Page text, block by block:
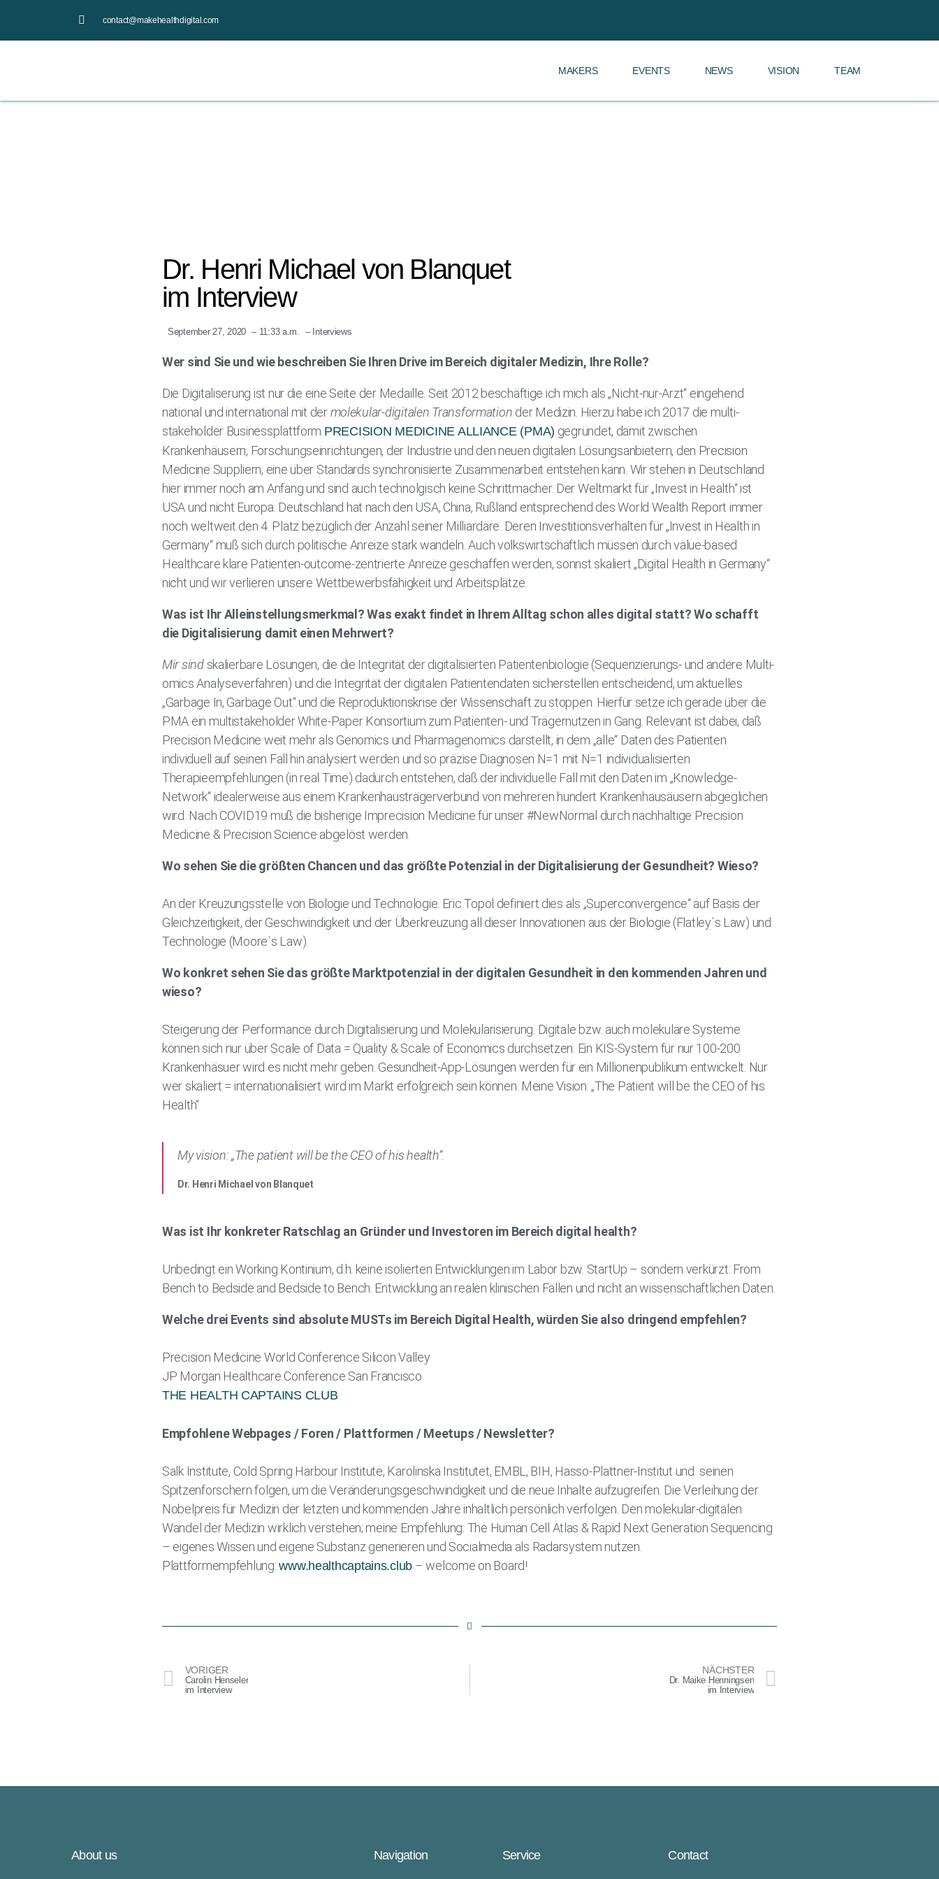
contact@makehealthdigital.com
MAKERS EVENTS NEWS VISION TEAM
Dr. Henri Michael von Blanquet
im Interview
September 27, 2020 –11:33 a.m. – Interviews
Wer sind Sie und wie beschreiben Sie Ihren Drive im Bereich digitaler Medizin, Ihre Rolle?
Die Digitaliserung ist nur die eine Seite der Medaille. Seit 2012 beschäftige ich mich als „Nicht-nur-Arzt“ eingehend
national und international mit dermolekular-digitalen Transformation der Medizin. Hierzu habe ich 2017 die multi-
stakeholder Businessplattform PRECISION MEDICINE ALLIANCE (PMA) gegründet, damit zwischen
Krankenhäusern, Forschungseinrichtungen, der Industrie und den neuen digitalen Lösungsanbietern, den Precision
Medicine Suppliern, eine über Standards synchronisierte Zusammenarbeit entstehen kann. Wir stehen in Deutschland
hier immer noch am Anfang und sind auch technolgisch keine Schrittmacher. Der Weltmarkt für „Invest in Health“ ist
USA und nicht Europa. Deutschland hat nach den USA, China, Rußland entsprechend des World Wealth Report immer
noch weltweit den 4. Platz bezüglich der Anzahl seiner Milliardäre. Deren Investitionsverhalten für „Invest in Health in
Germany“ muß sich durch politische Anreize stark wandeln. Auch volkswirtschaftlich müssen durch value-based
Healthcare klare Patienten-outcome-zentrierte Anreize geschaffen werden, sonnst skaliert „Digital Health in Germany“
nicht und wir verlieren unsere Wettbewerbsfähigkeit und Arbeitsplätze.
Was ist Ihr Alleinstellungsmerkmal? Was exakt findet in Ihrem Alltag schon alles digital statt? Wo schafft
die Digitalisierung damit einen Mehrwert?
Mir sind skalierbare Lösungen, die die Integrität der digitalisierten Patientenbiologie (Sequenzierungs- und andere Multi-
omics Analyseverfahren) und die Integrität der digitalen Patientendaten sicherstellen entscheidend, um aktuelles
„Garbage In, Garbage Out“ und die Reproduktionskrise der Wissenschaft zu stoppen. Hierfür setze ich gerade über die
PMA ein multistakeholder White-Paper Konsortium zum Patienten- und Trägernutzen in Gang. Relevant ist dabei, daß
Precision Medicine weit mehr als Genomics und Pharmagenomics darstellt, in dem „alle“ Daten des Patienten
individuell auf seinen Fall hin analysiert werden und so präzise Diagnosen N=1 mit N=1 individualisierten
Therapieempfehlungen (in real Time) dadurch entstehen, daß der individuelle Fall mit den Daten im „Knowledge-
Network“ idealerweise aus einem Krankenhausträgerverbund von mehreren hundert Krankenhausäusern abgeglichen
wird. Nach COVID19 muß die bisherige Imprecision Medicine für unser #NewNormal durch nachhaltige Precision
Medicine & Precision Science abgelöst werden.
Wo sehen Sie die größten Chancen und das größte Potenzial in der Digitalisierung der Gesundheit? Wieso?
An der Kreuzungsstelle von Biologie und Technologie. Eric Topol definiert dies als „Superconvergence“ auf Basis der
Gleichzeitigkeit, der Geschwindigkeit und der Überkreuzung all dieser Innovationen aus der Biologie (Flatley`s Law) und
Technologie (Moore`s Law).
Wo konkret sehen Sie das größte Marktpotenzial in der digitalen Gesundheit in den kommenden Jahren und
wieso?
Steigerung der Performance durch Digitalisierung und Molekularisierung. Digitale bzw. auch molekulare Systeme
können sich nur über Scale of Data = Quality & Scale of Economics durchsetzen. Ein KIS-System für nur 100-200
Krankenhäsuer wird es nicht mehr geben. Gesundheit-App-Lösungen werden für ein Millionenpublikum entwickelt. Nur
wer skaliert = internationalisiert wird im Markt erfolgreich sein können. Meine Vision: „The Patient will be the CEO of his
Health“
My vision: „The patient will be the CEO of his health“.
Dr. Henri Michael von Blanquet
Was ist Ihr konkreter Ratschlag an Gründer und Investoren im Bereich digital health?
Unbedingt ein Working Kontinium, d.h. keine isolierten Entwicklungen im Labor bzw. StartUp – sondern verkürzt: From
Bench to Bedside and Bedside to Bench. Entwicklung an realen klinischen Fällen und nicht an wissenschaftlichen Daten.
Welche drei Events sind absolute MUSTs im Bereich Digital Health, würden Sie also dringend empfehlen?
Precision Medicine World Conference Silicon Valley
JP Morgan Healthcare Conference San Francisco
THE HEALTH CAPTAINS CLUB
Empfohlene Webpages / Foren / Plattformen / Meetups / Newsletter?
Salk Institute, Cold Spring Harbour Institute, Karolinska Institutet, EMBL, BIH, Hasso-Plattner-Institut und seinen
Spitzenforschern folgen, um die Veränderungsgeschwindigkeit und die neue Inhalte aufzugreifen. Die Verleihung der
Nobelpreis für Medizin der letzten und kommenden Jahre inhaltlich persönlich verfolgen. Den molekular-digitalen
Wandel der Medizin wirklich verstehen; meine Empfehlung: The Human Cell Atlas & Rapid Next Generation Sequencing
– eigenes Wissen und eigene Substanz generieren und Socialmedia als Radarsystem nutzen.
Plattformempfehlung:www.healthcaptains.club – welcome on Board!
VORIGER
Carolin Henseler
im Interview
NÄCHSTER
Dr. Maike Henningsen
im Interview
About us Navigation Service Contact